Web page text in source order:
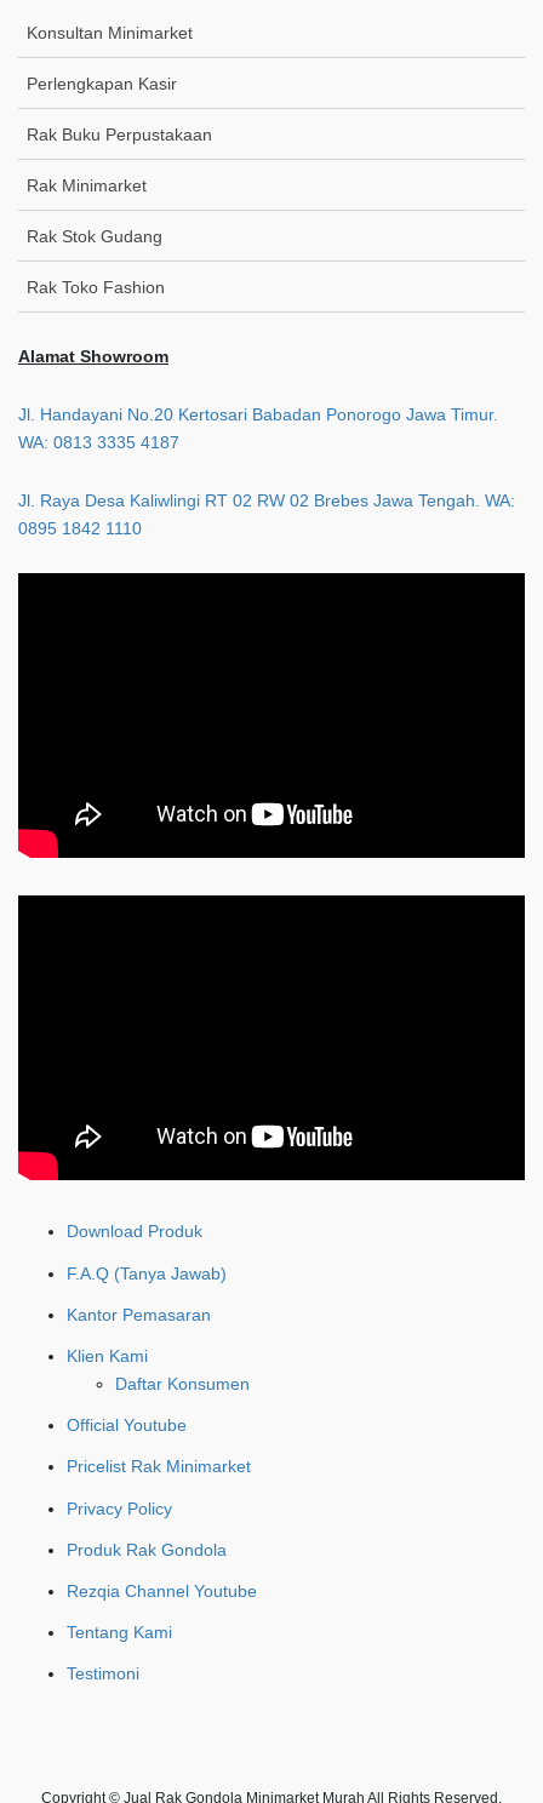
Konsultan Minimarket
Perlengkapan Kasir
Rak Buku Perpustakaan
Rak Minimarket
Rak Stok Gudang
Rak Toko Fashion
Alamat Showroom
Jl. Handayani No.20 Kertosari Babadan Ponorogo Jawa Timur.
WA: 0813 3335 4187
Jl. Raya Desa Kaliwlingi RT 02 RW 02 Brebes Jawa Tengah. WA:
0895 1842 1110
Download Produk
F.A.Q (Tanya Jawab)
Kantor Pemasaran
Klien Kami
Daftar Konsumen
Official Youtube
Pricelist Rak Minimarket
Privacy Policy
Produk Rak Gondola
Rezqia Channel Youtube
Tentang Kami
Testimoni
Copyright © Jual Rak Gondola Minimarket Murah All Rights Reserved.